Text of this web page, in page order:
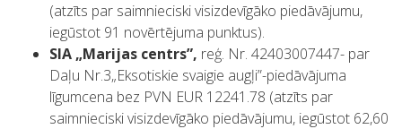
(atzīts par saimnieciski visizdevīgāko piedāvājumu,
iegūstot 91 novērtējuma punktus).
SIA „Marijas centrs”, reģ. Nr. 42403007447- par
Daļu Nr.3„Eksotiskie svaigie augļi”-piedāvājuma
līgumcena bez PVN EUR 12241.78 (atzīts par
saimnieciski visizdevīgāko piedāvājumu, iegūstot 62,60